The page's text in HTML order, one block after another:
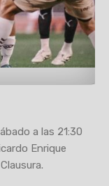
a las 21:30
Enrique